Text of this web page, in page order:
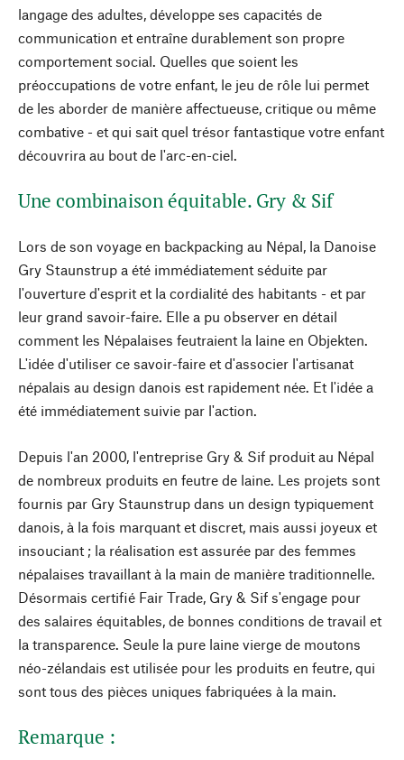
langage des adultes, développe ses capacités de
communication et entraîne durablement son propre
comportement social. Quelles que soient les
préoccupations de votre enfant, le jeu de rôle lui permet
de les aborder de manière affectueuse, critique ou même
combative - et qui sait quel trésor fantastique votre enfant
découvrira au bout de l'arc-en-ciel.
Une combinaison équitable. Gry & Sif
Lors de son voyage en backpacking au Népal, la Danoise
Gry Staunstrup a été immédiatement séduite par
l'ouverture d'esprit et la cordialité des habitants - et par
leur grand savoir-faire. Elle a pu observer en détail
comment les Népalaises feutraient la laine en Objekten.
L'idée d'utiliser ce savoir-faire et d'associer l'artisanat
népalais au design danois est rapidement née. Et l'idée a
été immédiatement suivie par l'action.
Depuis l'an 2000, l'entreprise Gry & Sif produit au Népal
de nombreux produits en feutre de laine. Les projets sont
fournis par Gry Staunstrup dans un design typiquement
danois, à la fois marquant et discret, mais aussi joyeux et
insouciant ; la réalisation est assurée par des femmes
népalaises travaillant à la main de manière traditionnelle.
Désormais certifié Fair Trade, Gry & Sif s'engage pour
des salaires équitables, de bonnes conditions de travail et
la transparence. Seule la pure laine vierge de moutons
néo-zélandais est utilisée pour les produits en feutre, qui
sont tous des pièces uniques fabriquées à la main.
Remarque :